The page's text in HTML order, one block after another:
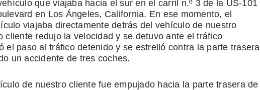
que viajaba hacia el sur en el carril n.º 3 de la US-101
en Los Ángeles, California. En ese momento, el
viajaba directamente detrás del vehículo de nuestro
cliente redujo la velocidad y se detuvo ante el tráfico
el paso al tráfico detenido y se estrelló contra la parte trasera
un accidente de tres coches.
de nuestro cliente fue empujado hacia la parte trasera de